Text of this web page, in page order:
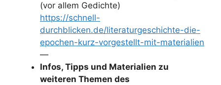
(vor allem Gedichte)
https://schnell-
durchblicken.de/literaturgeschichte-die-
epochen-kurz-vorgestellt-mit-materialien
—
Infos, Tipps und Materialien zu
weiteren Themen des